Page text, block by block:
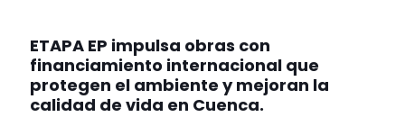
ETAPA EP impulsa obras con
financiamiento internacional que
protegen el ambiente y mejoran la
calidad de vida en Cuenca.